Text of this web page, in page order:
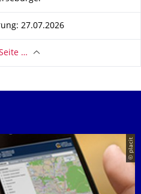
27.07.2026
…
© placit